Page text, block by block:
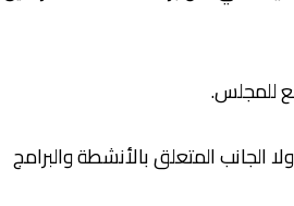
للمجلس.
الجانب المتعلق بالأنشطة والبرامج